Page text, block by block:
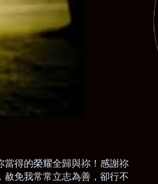
當得的榮耀全歸與祢！感謝祢
免我常常立志為善，卻行不